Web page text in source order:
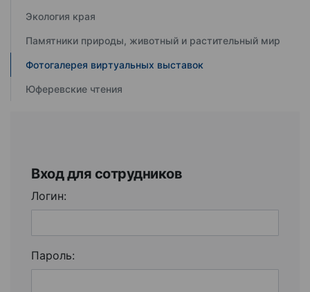
Экология края
Памятники природы, животный и растительный мир
Фотогалерея виртуальных выставок
Юферевские чтения
Вход для сотрудников
Логин:
Пароль: